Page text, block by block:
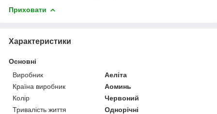
Приховати
Характеристики
Основні
Виробник
Аеліта
Країна виробник
Аоминь
Колір
Червоний
Тривалість життя
Однорічні